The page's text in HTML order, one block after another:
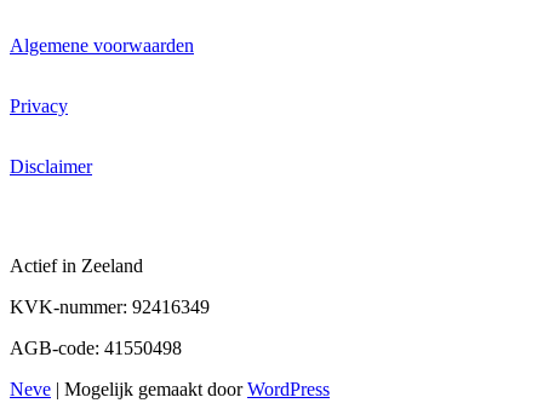
Algemene voorwaarden
Privacy
Disclaimer
Actief in Zeeland
KVK-nummer: 92416349
AGB-code: 41550498
Neve | Mogelijk gemaakt doorWordPress